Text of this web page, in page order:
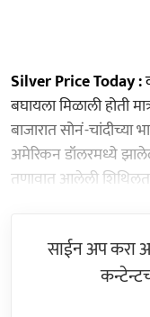
Silver Price Today :
बघायला मिळाली होती
बाजारात सोनं-
अमेरिकन डॉलरमध्ये
तणावात आलेली
साईन अप करा